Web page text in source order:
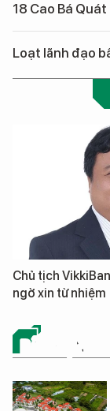
18 Cao Bá Quát
Loạt lãnh đạo
Chủ tịch
ngờ xin từ nhiệm
BẤT ĐỘNG